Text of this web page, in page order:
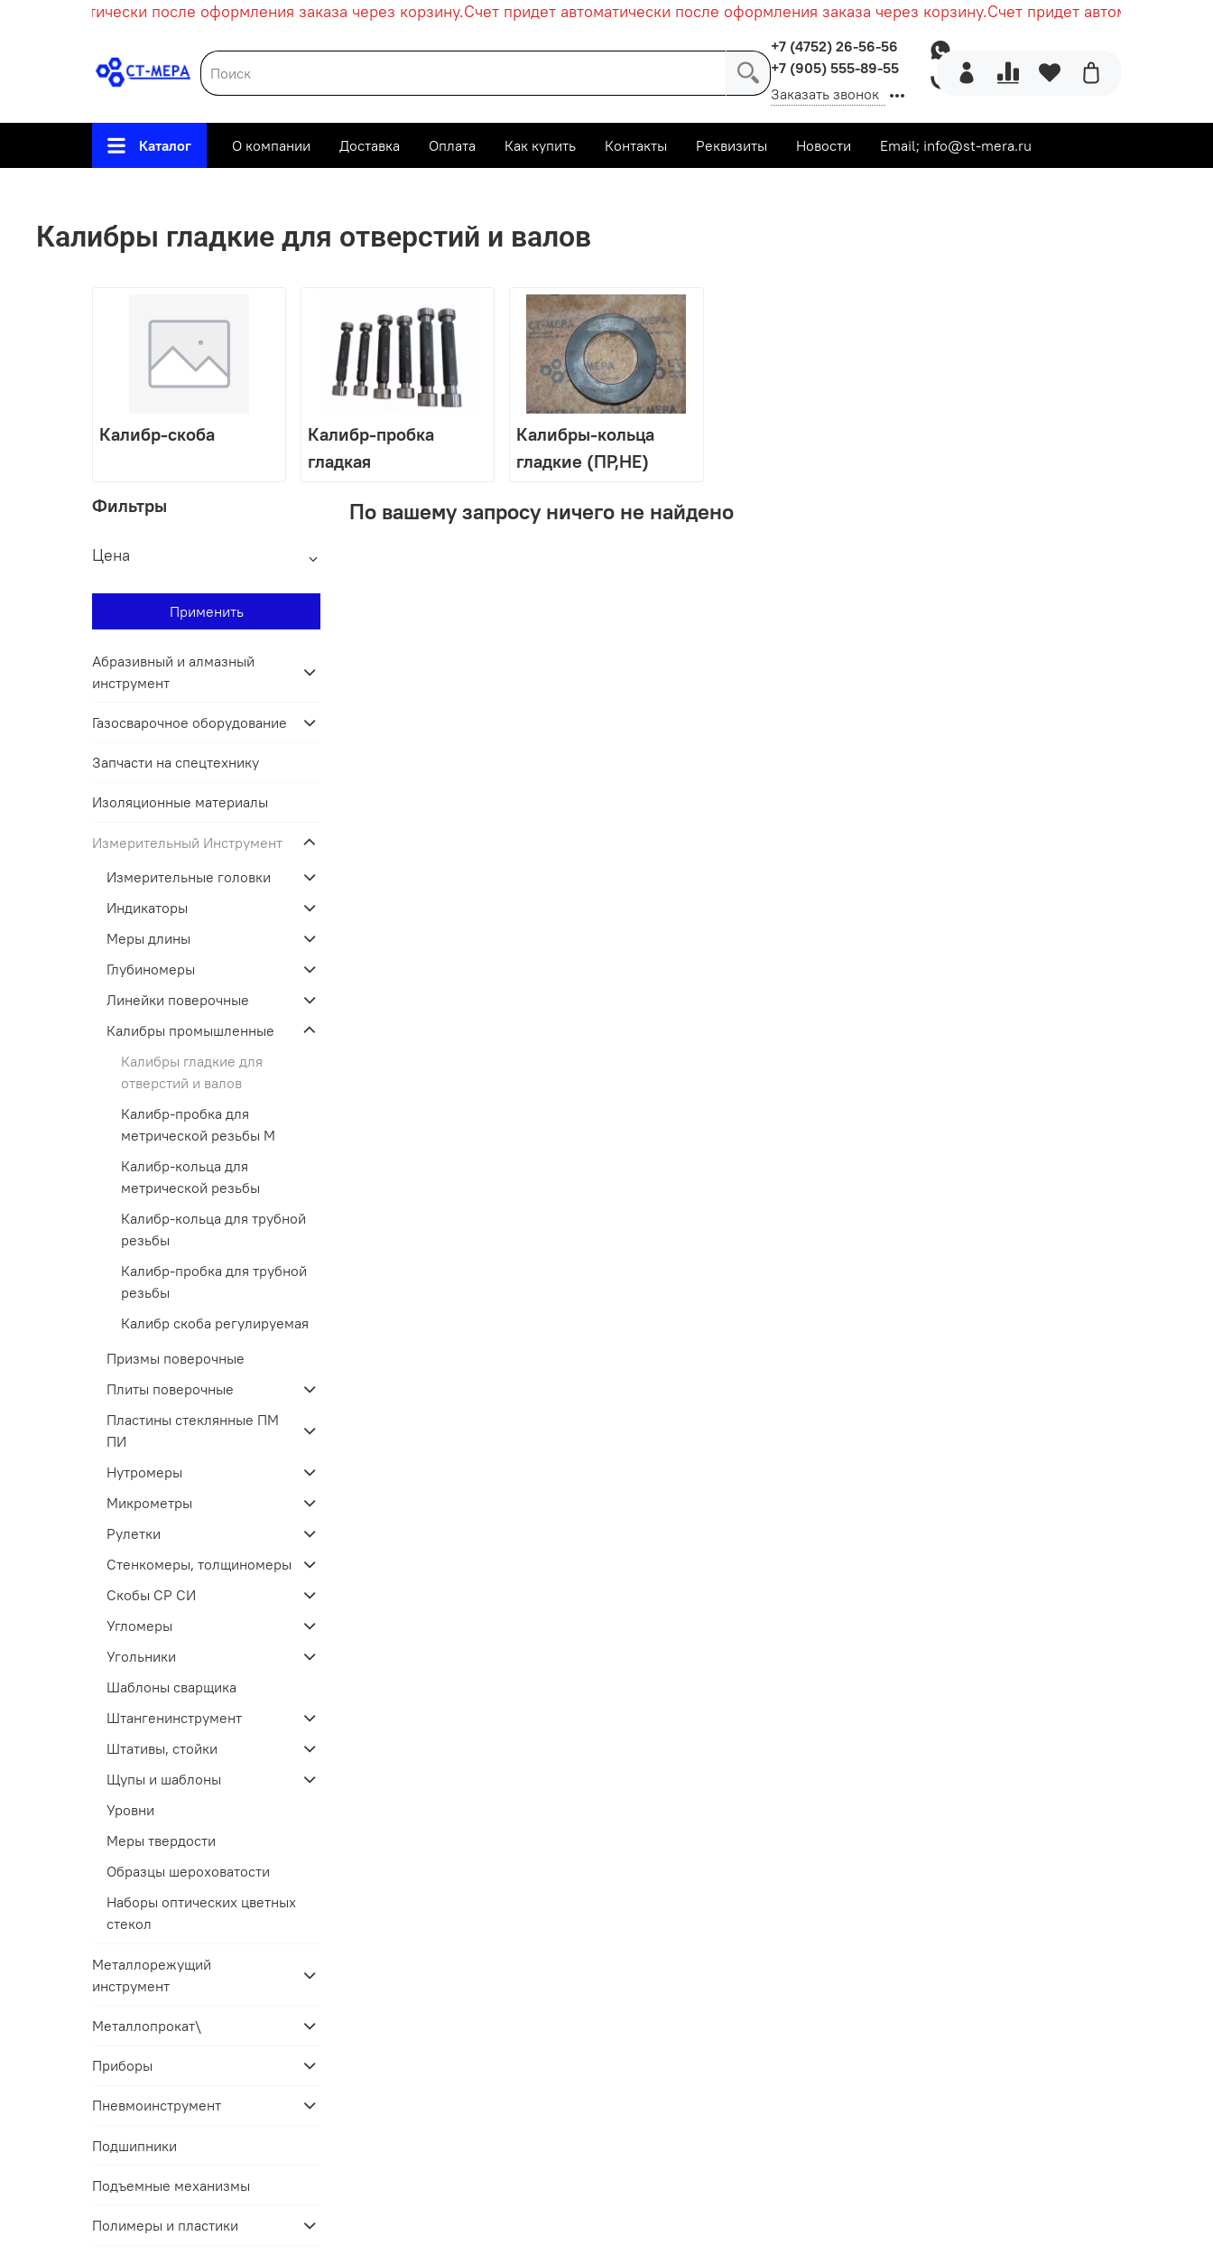
автоматически после оформления заказа через корзину.Счет придет автоматически после оформления заказа через корзину.Счет придет автоматически
+7 (4752) 26-56-56
+7 (905) 555-89-55
Заказать звонок
Каталог О компании Доставка Оплата Как купить Контакты Реквизиты Новости Email; info@st-mera.ru
Калибры гладкие для отверстий и валов
Калибр-скоба
Калибр-пробка
гладкая
Калибры-кольца
гладкие (ПР,НЕ)
По вашему запросу ничего не найдено
Фильтры
Цена
Применить
Абразивный и алмазный
инструмент
Газосварочное оборудование
Запчасти на спецтехнику
Изоляционные материалы
Измерительный Инструмент
Измерительные головки
Индикаторы
Меры длины
Глубиномеры
Линейки поверочные
Калибры промышленные
Калибры гладкие для
отверстий и валов
Калибр-пробка для
метрической резьбы М
Калибр-кольца для
метрической резьбы
Калибр-кольца для трубной
резьбы
Калибр-пробка для трубной
резьбы
Калибр скоба регулируемая
Призмы поверочные
Плиты поверочные
Пластины стеклянные ПМ
ПИ
Нутромеры
Микрометры
Рулетки
Стенкомеры, толщиномеры
Скобы СР СИ
Угломеры
Угольники
Шаблоны сварщика
Штангенинструмент
Штативы, стойки
Щупы и шаблоны
Уровни
Меры твердости
Образцы шероховатости
Наборы оптических цветных
стекол
Металлорежущий
инструмент
Металлопрокат\
Приборы
Пневмоинструмент
Подшипники
Подъемные механизмы
Полимеры и пластики